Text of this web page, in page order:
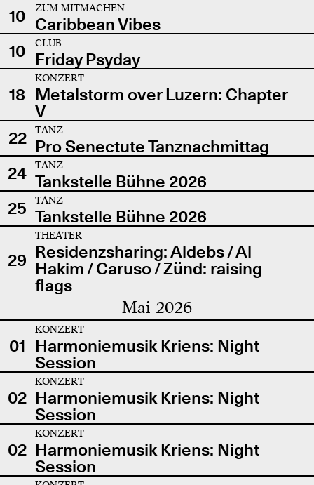
10
ZUM MITMACHEN
Caribbean Vibes
10
CLUB
Friday Psyday
18
KONZERT
Metalstorm over Luzern: Chapter
V
22
TANZ
Pro Senectute Tanznachmittag
24
TANZ
Tankstelle Bühne 2026
25
TANZ
Tankstelle Bühne 2026
29
THEATER
Residenzsharing: Aldebs / Al
Hakim / Caruso / Zünd: raising
flags
Mai 2026
01
KONZERT
Harmoniemusik Kriens: Night
Session
02
KONZERT
Harmoniemusik Kriens: Night
Session
02
KONZERT
Harmoniemusik Kriens: Night
Session